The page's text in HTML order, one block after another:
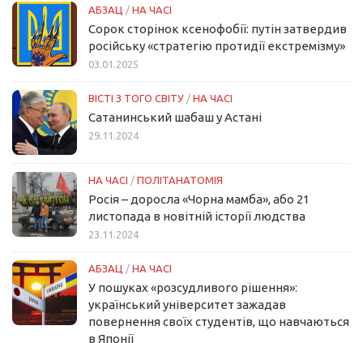
АБЗАЦ / НА ЧАСІ
Сорок сторінок ксенофобії: путін затвердив
російську «стратегію протидії екстремізму»
03.01.2025
ВІСТІ З ТОГО СВІТУ / НА ЧАСІ
Сатанинський шабаш у Астані
29.11.2024
НА ЧАСІ / ПОЛІТАНАТОМІЯ
Росія – доросла «Чорна мамба», або 21
листопада в новітній історії людства
23.11.2024
АБЗАЦ / НА ЧАСІ
У пошуках «розсудливого рішення»:
український університет зажадав
повернення своїх студентів, що навчаються
в Японії